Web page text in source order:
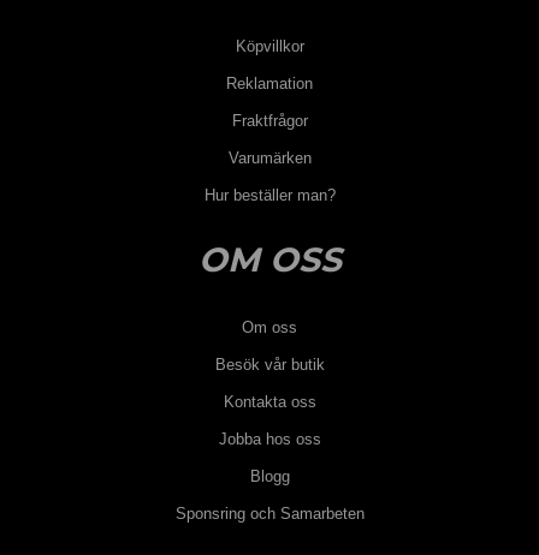
Köpvillkor
Reklamation
Fraktfrågor
Varumärken
Hur beställer man?
OM OSS
Om oss
Besök vår butik
Kontakta oss
Jobba hos oss
Blogg
Sponsring och Samarbeten